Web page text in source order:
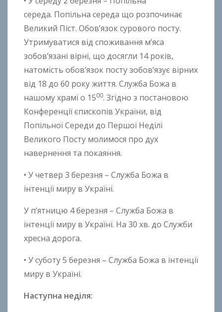
k
o
середа. Попільна середа що розпочинає
Великий Піст. Обов’язок сурового посту.
Утримуватися від споживання м’яса
зобов’язані вірні, що досягли 14 років,
натомість обов’язок посту зобов’язує вірних
від 18 до 60 року життя. Служба Божа в
нашому храмі о 1500. Згідно з постановою
Конференції єпископів України, від
Попільної Середи до Першої Неділі
Великого Посту молимося про дух
навернення та покаяння.
• У четвер 3 березня – Служба Божа в
інтенції миру в Україні.
У п’ятницю 4 березня – Служба Божа в
інтенції миру в Україні. На 30 хв. до Служби
хресна дорога.
• У суботу 5 березня – Служба Божа в інтенції
миру в Україні.
Наступна неділя: